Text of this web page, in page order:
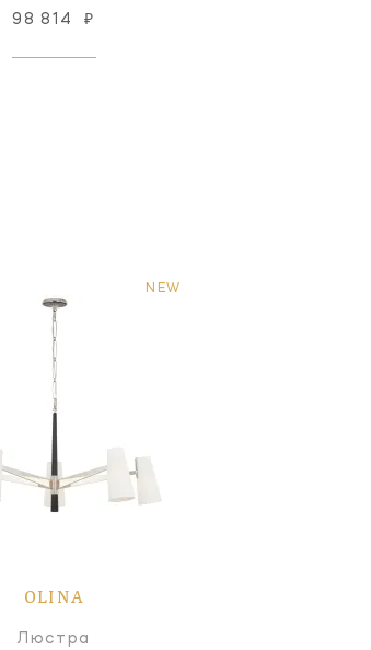
98 814 ₽
NEW
OLINA
Люстра